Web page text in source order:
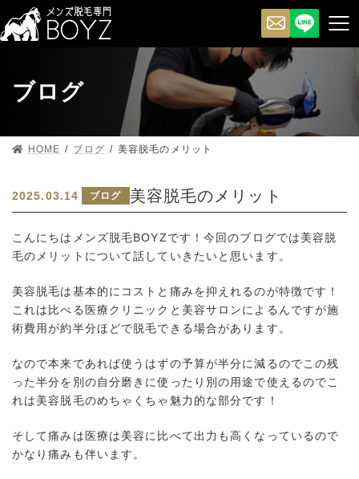
ブログ
HOME ブログ 美容脱毛のメリット
2025.03.14 ブログ 美容脱毛のメリット
こんにちはメンズ脱毛BOYZです！今回のブログでは美容脱
毛のメリットについて話していきたいと思います。
美容脱毛は基本的にコストと痛みを抑えれるのが特徴です！
これは比べる医療クリニックと美容サロンによるんですが施
術費用が約半分ほどで脱毛できる場合があります。
なので本来であれば使うはずの予算が半分に減るのでこの残
った半分を別の自分磨きに使ったり別の用途で使えるのでこ
れは美容脱毛のめちゃくちゃ魅力的な部分です！
そして痛みは医療は美容に比べて出力も高くなっているので
かなり痛みも伴います。